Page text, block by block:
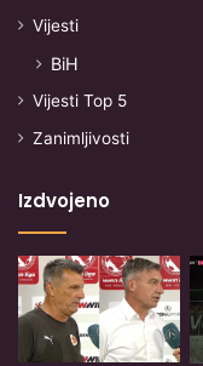
Vijesti
BiH
Vijesti Top 5
Zanimljivosti
Izdvojeno